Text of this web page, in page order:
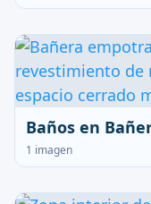
Baños en
1 imagen